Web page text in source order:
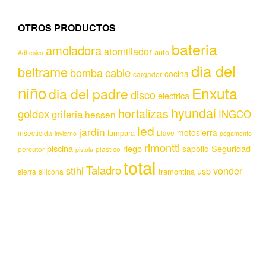
OTROS PRODUCTOS
Adhesivo amoladoraatornillador auto bateria
beltramebombacable cargador cocina dia del
niñodia del padrediscoelectrica Enxuta
goldexgriferia hessen hortalizas hyundai INGCO
insecticida invierno jardin lampara led Llave motosierra pegamento
percutor piscina pistola plastico riego rimontti sapolio Seguridad
sierra silicona stihl Taladrototal tramontina usbvonder